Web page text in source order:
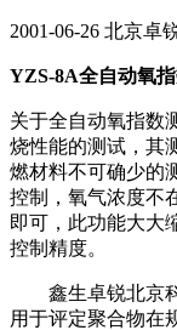
2001-06-26 北京卓
YZS-8A全自动氧
关于全自动氧指数
烧性能的测试，其
燃材料不可确少的
控制，氧气浓度不
即可，此功能大大
控制精度。
鑫生卓锐北京科
用于评定聚合物在